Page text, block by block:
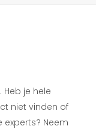
je hele
niet vinden of
Neem